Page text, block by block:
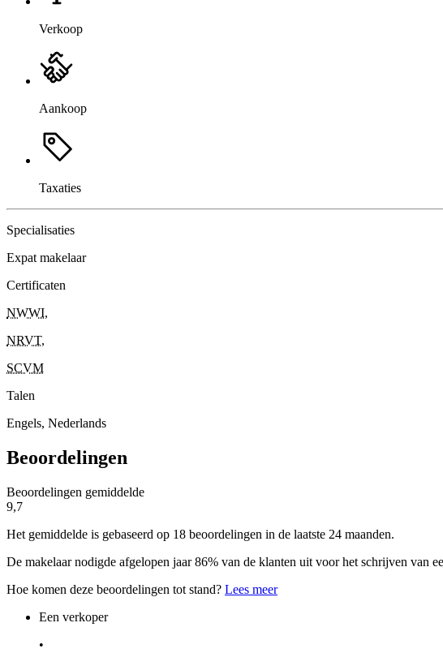
Verkoop
Aankoop
Taxaties
Specialisaties
Expat makelaar
Certificaten
NWWI,
NRVT,
SCVM
Talen
Engels, Nederlands
Beoordelingen
Beoordelingen gemiddelde
9,7
Het gemiddelde is gebaseerd op 18 beoordelingen in de laatste 24 maanden.
De makelaar nodigde afgelopen jaar 86% van de klanten uit voor het schrijven van
Hoe komen deze beoordelingen tot stand? Lees meer
Een verkoper
•